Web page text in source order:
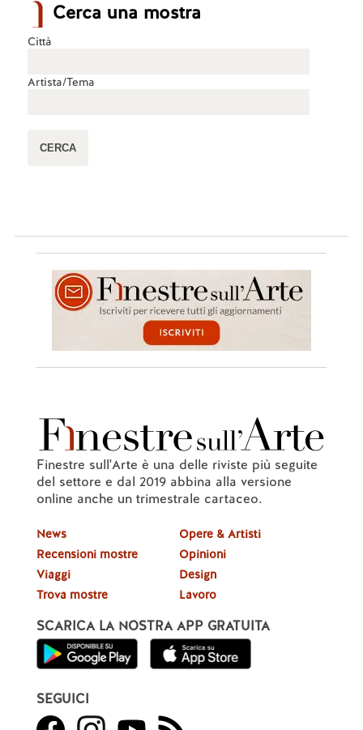
Cerca una mostra
Città
Artista/Tema
Finestre sull'Arte è una delle riviste più seguite
del settore e dal 2019 abbina alla versione
online anche un trimestrale cartaceo.
News
Recensioni mostre
Viaggi
Trova mostre
Opere & Artisti
Opinioni
Design
Lavoro
SCARICA LA NOSTRA APP GRATUITA
SEGUICI